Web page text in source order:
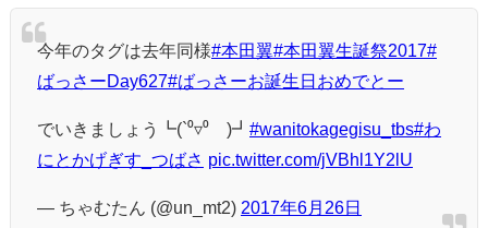
今年のタグは去年同様#本田翼#本田翼生誕祭2017#
ばっさーDay627#ばっさーお誕生日おめでとー
でいきましょう┗(`⁰▿⁰´)┛ #wanitokagegisu_tbs#わ
にとかげぎす_つばさ pic.twitter.com/jVBhl1Y2lU
— ちゃむたん (@un_mt2) 2017年6月26日